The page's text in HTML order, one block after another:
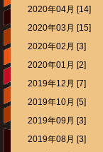
2020年04月 [14]
2020年03月 [15]
2020年02月 [3]
2020年01月 [2]
2019年12月 [7]
2019年10月 [5]
2019年09月 [3]
2019年08月 [3]